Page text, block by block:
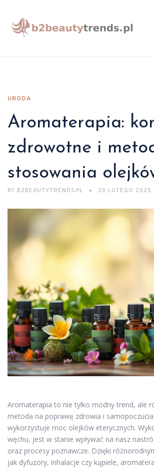
URODA
Aromaterapia:
zdrowotne i
stosowania
BY B2BEAUTYTRENDS.PL 20 LUTEGO 2025
Aromaterapia to nie tylko modny trend, ale
metoda na poprawę zdrowia i
wykorzystuje moc olejków eterycznych.
węchu, jest w stanie wpływać na nasz
oraz procesy poznawcze. Dzięki
jak dyfuzory, inhalacje czy kąpiele,